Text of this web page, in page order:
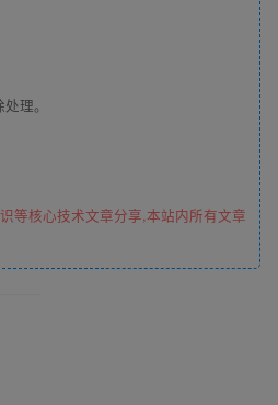
理。
等核心技术文章分享,本站内所有文章